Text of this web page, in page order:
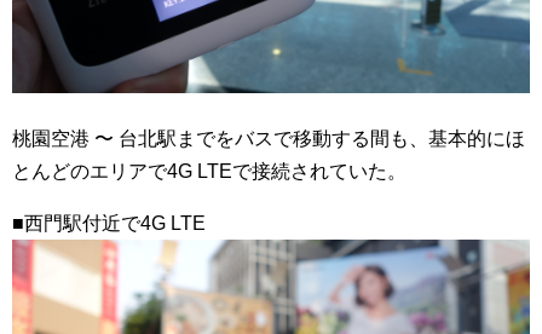
桃園空港 〜 台北駅までをバスで移動する間も、基本的にほ
とんどのエリアで4G LTEで接続されていた。
■西門駅付近で4G LTE